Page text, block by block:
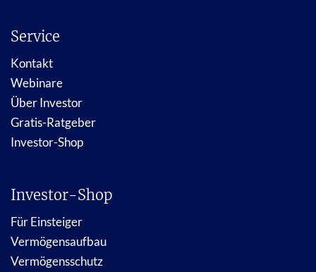
Service
Kontakt
Webinare
Über Investor
Gratis-Ratgeber
Investor-Shop
Investor-Shop
Für Einsteiger
Vermögensaufbau
Vermögensschutz